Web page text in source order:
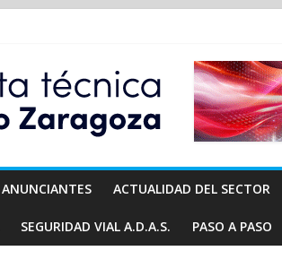
ANUNCIANTES ACTUALIDAD DEL SECTOR
SEGURIDAD VIAL A.D.A.S. PASO A PASO